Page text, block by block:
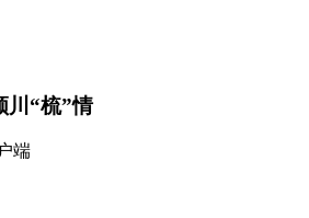
川“梳”情
端